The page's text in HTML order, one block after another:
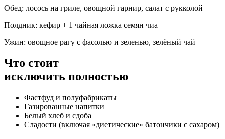
Обед: лосось на гриле, овощной гарнир, салат с рукколой
Полдник: кефир + 1 чайная ложка семян чиа
Ужин: овощное рагу с фасолью и зеленью, зелёный чай
Что стоит
исключить полностью
Фастфуд и полуфабрикаты
Газированные напитки
Белый хлеб и сдоба
Сладости (включая «диетические» батончики с сахаром)